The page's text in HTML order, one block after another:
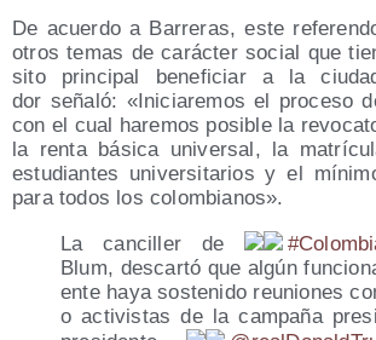
De acuer­do a Barre­ras, este
otros temas de carác­ter social que
si­to prin­ci­pal bene­fi­ciar a la
dor seña­ló: «Ini­cia­re­mos el pro­ce­so
con el cual hare­mos posi­ble la
la ren­ta bási­ca uni­ver­sal, la
estu­dian­tes uni­ver­si­ta­rios y el
para todos los colombianos».
La can­ci­ller de
Blum, des­car­tó que algún
ente haya sos­te­ni­do reunio­nes
o acti­vis­tas de la cam­pa­ña